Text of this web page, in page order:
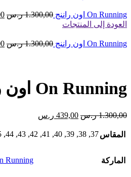
On Running اون راننج 1.300,00 ر.س
العودة إلى المنتجات
On Running اون راننج 1.300,00 ر.س
On Running اون راننج
1.300,00 ر.س السعر
هو:
439,00 ر.س
هو:
المقاس37
,
38
,
39
,
40
,
41
,
42
,
43
,
44
,
الماركة Running